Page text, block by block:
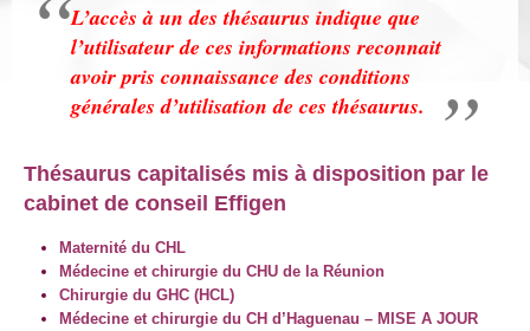
L’accès à un des thésaurus indique que
l’utilisateur de ces informations reconnait
avoir pris connaissance des conditions
générales d’utilisation de ces thésaurus.
Thésaurus capitalisés mis à disposition par le
cabinet de conseil Effigen
Maternité du CHL
Médecine et chirurgie du CHU de la Réunion
Chirurgie du GHC (HCL)
Médecine et chirurgie du CH d’Haguenau – MISE A JOUR